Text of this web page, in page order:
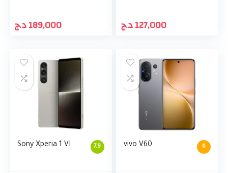
189,000د.ج 127,000د.ج
7.9
Sony Xperia 1 VI 6
vivo V60